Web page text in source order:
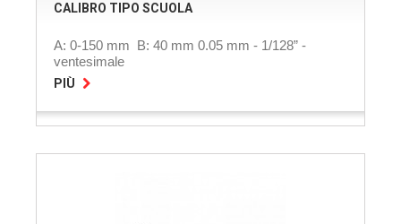
CALIBRO TIPO SCUOLA
A: 0-150 mm B: 40 mm 0.05 mm - 1/128” -
ventesimale
PIÙ